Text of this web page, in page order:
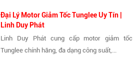
Đại Lý Motor Giảm Tốc Tunglee Uy Tín |
Linh Duy Phát
Linh Duy Phát cung cấp motor giảm tốc
Tunglee chính hãng, đa dạng công suất,...